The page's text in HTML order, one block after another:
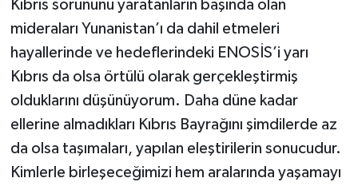
Kıbrıs sorununu yaratanların başında olan
mideraları Yunanistan’ı da dahil etmeleri
hayallerinde ve hedeflerindeki ENOSİS’i yarı
Kıbrıs da olsa örtülü olarak gerçekleştirmiş
olduklarını düşünüyorum. Daha düne kadar
ellerine almadıkları Kıbrıs Bayrağını şimdilerde az
da olsa taşımaları, yapılan eleştirilerin sonucudur.
Kimlerle birleşeceğimizi hem aralarında yaşamayı